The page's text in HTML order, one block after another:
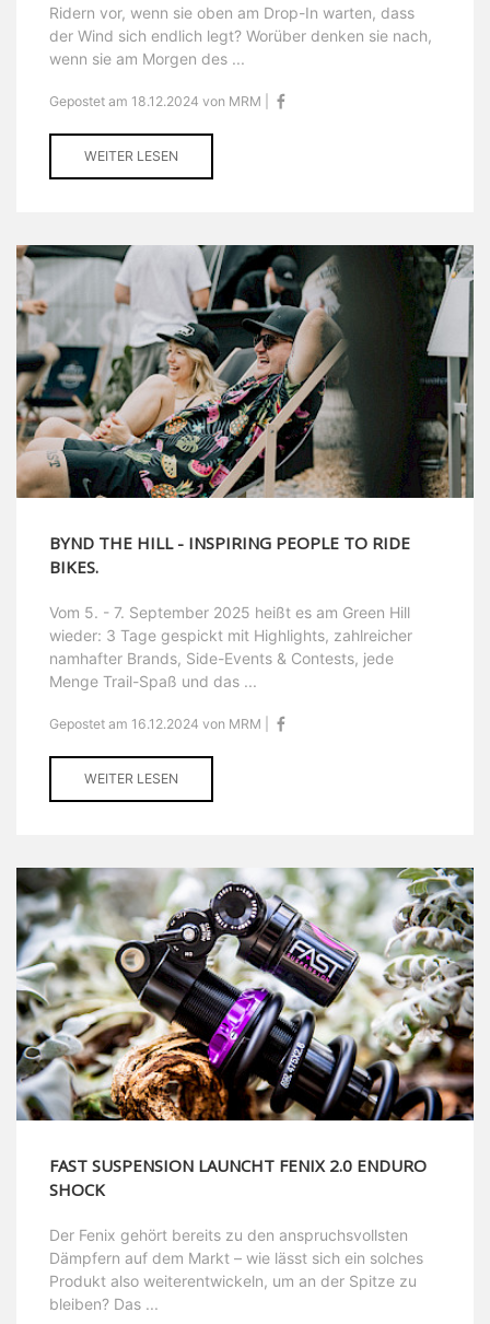
Ridern vor, wenn sie oben am Drop-In warten, dass
der Wind sich endlich legt? Worüber denken sie nach,
wenn sie am Morgen des ...
Gepostet am 18.12.2024 von MRM |
WEITER LESEN
BYND THE HILL - INSPIRING PEOPLE TO RIDE
BIKES.
Vom 5. - 7. September 2025 heißt es am Green Hill
wieder: 3 Tage gespickt mit Highlights, zahlreicher
namhafter Brands, Side-Events & Contests, jede
Menge Trail-Spaß und das ...
Gepostet am 16.12.2024 von MRM |
WEITER LESEN
FAST SUSPENSION LAUNCHT FENIX 2.0 ENDURO
SHOCK
Der Fenix gehört bereits zu den anspruchsvollsten
Dämpfern auf dem Markt – wie lässt sich ein solches
Produkt also weiterentwickeln, um an der Spitze zu
bleiben? Das ...